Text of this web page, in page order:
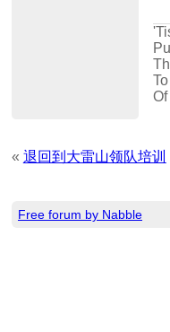
« 退回到大雷山领队培训
Free forum by Nabble